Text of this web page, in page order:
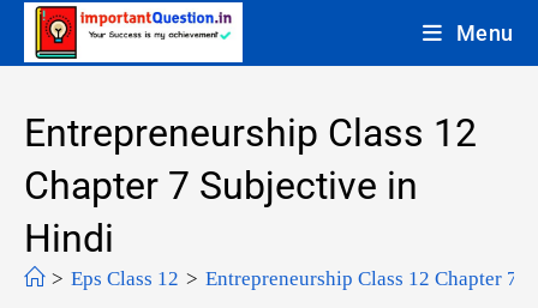
Menu
Entrepreneurship Class 12
Chapter 7 Subjective in
Hindi
> Eps Class 12 > Entrepreneurship Class 12 Chapter 7